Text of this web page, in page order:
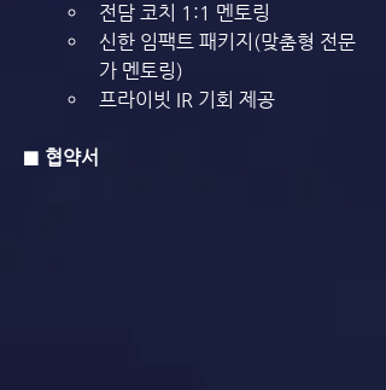
전담 코치 1:1 멘토링
신한 임팩트 패키지(맞춤형 전문
가 멘토링)
프라이빗 IR 기회 제공
■ 협약서